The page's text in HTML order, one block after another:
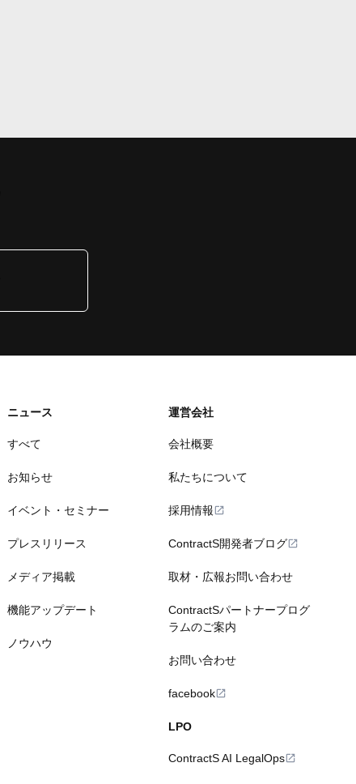
ニュース
すべて
お知らせ
イベント・セミナー
プレスリリース
メディア掲載
機能アップデート
ノウハウ
運営会社
会社概要
私たちについて
採用情報
ContractS開発者ブログ
取材・広報お問い合わせ
ContractSパートナープログ
ラムのご案内
お問い合わせ
facebook
LPO
ContractS AI LegalOps